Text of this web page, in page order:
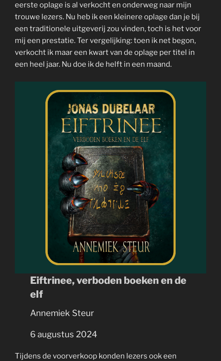
eerste oplage is al verkocht en onderweg naar mijn
trouwe lezers. Nu heb ik een kleinere oplage dan je bij
een traditionele uitgeverij zou vinden, toch is het voor
mij een prestatie. Ter vergelijking: toen ik net begon,
verkocht ik maar een kwart van de oplage per titel in
een heel jaar. Nu doe ik de helft in een maand.
Eiftrinee, verboden boeken en de
elf
Annemiek Steur
6 augustus 2024
Tijdens de voorverkoop konden lezers ook een